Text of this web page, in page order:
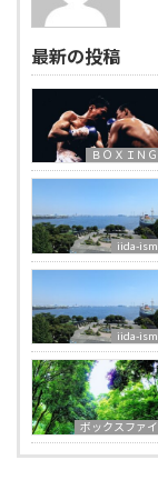
最新の投稿
ＢＯＸＩＮＧ
iida-ism
iida-ism
ボックスファイ